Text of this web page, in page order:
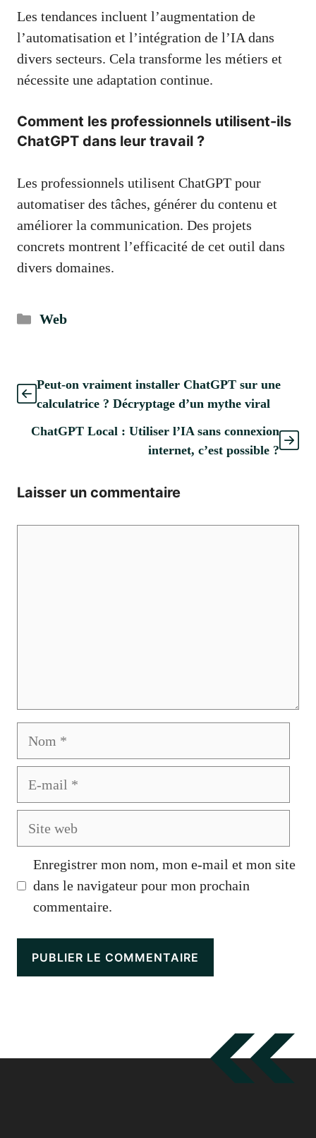
Les tendances incluent l’augmentation de
l’automatisation et l’intégration de l’IA dans
divers secteurs. Cela transforme les métiers et
nécessite une adaptation continue.
Comment les professionnels utilisent-ils
ChatGPT dans leur travail ?
Les professionnels utilisent ChatGPT pour
automatiser des tâches, générer du contenu et
améliorer la communication. Des projets
concrets montrent l’efficacité de cet outil dans
divers domaines.
Catégories
Web
Peut-on vraiment installer ChatGPT sur une
calculatrice ? Décryptage d’un mythe viral
ChatGPT Local : Utiliser l’IA sans connexion
internet, c’est possible ?
Laisser un commentaire
Enregistrer mon nom, mon e-mail et mon site
dans le navigateur pour mon prochain
commentaire.